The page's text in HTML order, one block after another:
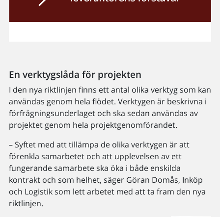
En verktygslåda för projekten
I den nya riktlinjen finns ett antal olika verktyg som kan
användas genom hela flödet. Verktygen är beskrivna i
förfrågningsunderlaget och ska sedan användas av
projektet genom hela projektgenomförandet.
– Syftet med att tillämpa de olika verktygen är att
förenkla samarbetet och att upplevelsen av ett
fungerande samarbete ska öka i både enskilda
kontrakt och som helhet, säger Göran Domås, Inköp
och Logistik som lett arbetet med att ta fram den nya
riktlinjen.